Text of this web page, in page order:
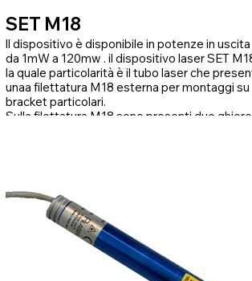
SET M18
ll dispositivo è disponibile in potenze in uscita
da 1mW a 120mw . il dispositivo laser SET M18
la quale particolarità è il tubo laser che presenta
unaa filettatura M18 esterna per montaggi su
bracket particolari.
Sulla filettatura M18 sono presenti due ghiere